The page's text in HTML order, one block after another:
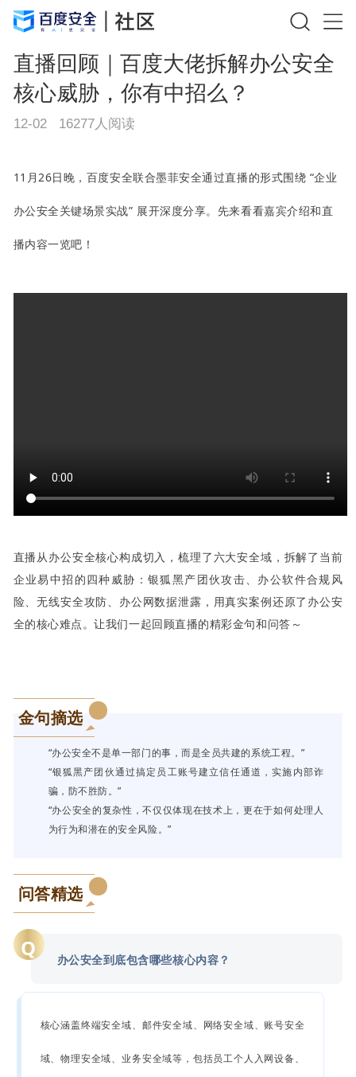
直播回顾｜百度大佬拆解办公安全
核心威胁，你有中招么？
12-02 16277人阅读
11月26日晚，百度安全联合墨菲安全通过直播的形式围绕 “企业
办公安全关键场景实战” 展开深度分享。先来看看嘉宾介绍和直
播内容一览吧！
直播从办公安全核心构成切入，梳理了六大安全域，拆解了当前
企业易中招的四种威胁：银狐黑产团伙攻击、办公软件合规风
险、无线安全攻防、办公网数据泄露，用真实案例还原了办公安
全的核心难点。让我们一起回顾直播的精彩金句和问答～
金句摘选
“办公安全不是单一部门的事，而是全员共建的系统工程。”
“银狐黑产团伙通过搞定员工账号建立信任通道，实施内部诈
骗，防不胜防。”
“办公安全的复杂性，不仅仅体现在技术上，更在于如何处理人
为行为和潜在的安全风险。”
问答精选
Q 办公安全到底包含哪些核心内容？
核心涵盖终端安全域、邮件安全域、网络安全域、账号安全
域、物理安全域、业务安全域等，包括员工个人入网设备、